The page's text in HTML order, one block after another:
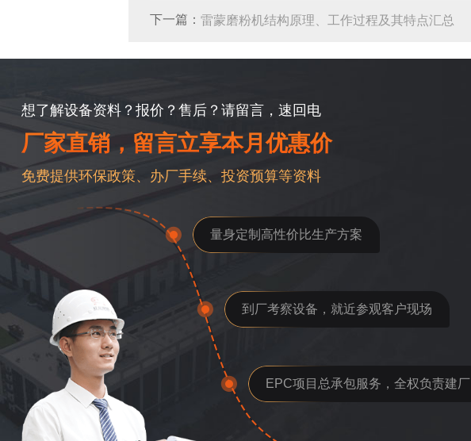
下一篇： 雷蒙磨粉机结构原理、工作过程及其特点汇总
想了解设备资料？报价？售后？请留言，速回电
厂家直销，留言立享本月优惠价
免费提供环保政策、办厂手续、投资预算等资料
量身定制高性价比生产方案
到厂考察设备，就近参观客户现场
EPC项目总承包服务，全权负责建厂